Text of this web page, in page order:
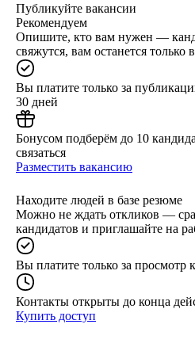
Публикуйте вакансии
Рекомендуем
Опишите, кто вам нужен —
свяжутся, вам останется только
Вы платите только за
30 дней
Бонусом подберём до 10
связаться
Разместить вакансию
Находите людей в базе резюме
Можно не ждать откликов —
кандидатов и приглашайте на
Вы платите только за просмотр
Контакты открыты до конца
Купить доступ